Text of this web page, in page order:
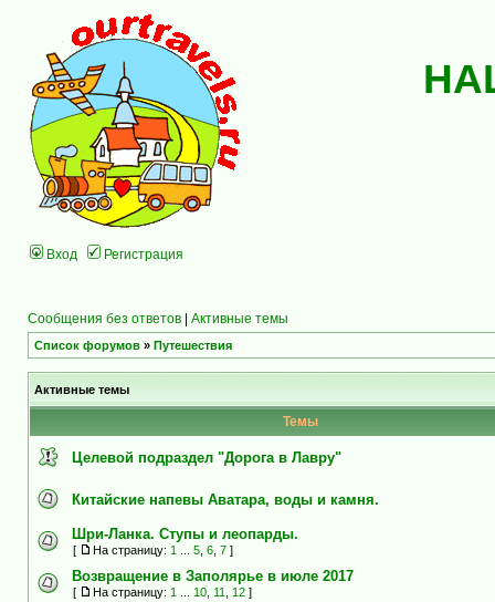
Вход Регистрация
Сообщения без ответов | Активные темы
Список форумов » Путешествия
Активные темы
Темы
Целевой подраздел "Дорога в Лавру"
Китайские напевы Аватара, воды и камня.
Шри-Ланка. Ступы и леопарды.
[ На страницу: 1 5 6 7 ]
Возвращение в Заполярье в июле 2017
[ На страницу: 1 10 11 12 ]